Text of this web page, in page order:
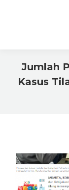
Jumlah
Kasus